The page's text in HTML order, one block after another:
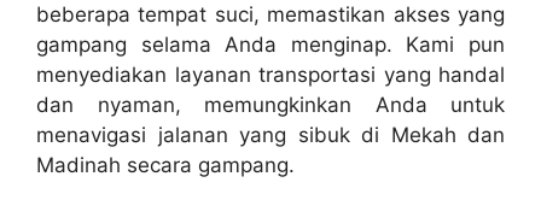
beberapa tempat suci, memastikan akses yang
gampang selama Anda menginap. Kami pun
menyediakan layanan transportasi yang handal
dan nyaman, memungkinkan Anda untuk
menavigasi jalanan yang sibuk di Mekah dan
Madinah secara gampang.